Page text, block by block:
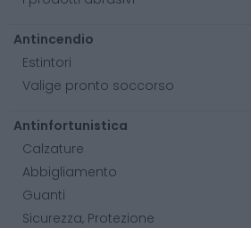
Antincendio
Estintori
Valige pronto soccorso
Antinfortunistica
Calzature
Abbigliamento
Guanti
Sicurezza, Protezione